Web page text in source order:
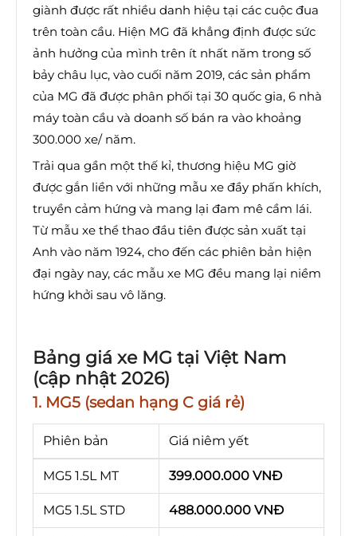
giành được rất nhiều danh hiệu tại các cuộc đua
trên toàn cầu. Hiện MG đã khẳng định được sức
ảnh hưởng của mình trên ít nhất năm trong số
bảy châu lục, vào cuối năm 2019, các sản phẩm
của MG đã được phân phối tại 30 quốc gia, 6 nhà
máy toàn cầu và doanh số bán ra vào khoảng
300.000 xe/ năm.
Trải qua gần một thế kỉ, thương hiệu MG giờ
được gắn liền với những mẫu xe đầy phấn khích,
truyền cảm hứng và mang lại đam mê cầm lái.
Từ mẫu xe thể thao đầu tiên được sản xuất tại
Anh vào năm 1924, cho đến các phiên bản hiện
đại ngày nay, các mẫu xe MG đều mang lại niềm
hứng khởi sau vô lăng.
Bảng giá xe MG tại Việt Nam
(cập nhật 2026)
1. MG5 (sedan hạng C giá rẻ)
Phiên bản Giá niêm yết
MG5 1.5L MT 399.000.000 VNĐ
MG5 1.5L STD 488.000.000 VNĐ